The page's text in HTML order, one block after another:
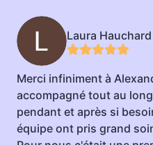
Laura Hauchard
Merci infiniment à
accompagné tout au
pendant et après si
équipe ont pris grand